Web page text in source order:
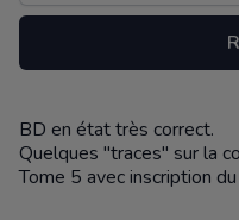
Description
BD en état très correct.
Quelques "traces" sur la
Tome 5 avec inscription